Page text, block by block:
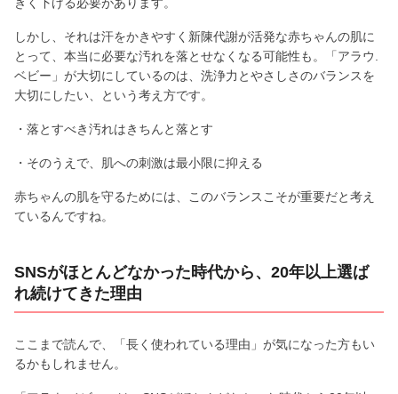
しかし、それは汗をかきやすく新陳代謝が活発な赤ちゃんの肌に
とって、本当に必要な汚れを落とせなくなる可能性も。「アラウ.
ベビー」が大切にしているのは、洗浄力とやさしさのバランスを
大切にしたい、という考え方です。
・落とすべき汚れはきちんと落とす
・そのうえで、肌への刺激は最小限に抑える
赤ちゃんの肌を守るためには、このバランスこそが重要だと考え
ているんですね。
SNSがほとんどなかった時代から、20年以上選ば
れ続けてきた理由
ここまで読んで、「長く使われている理由」が気になった方もい
るかもしれません。